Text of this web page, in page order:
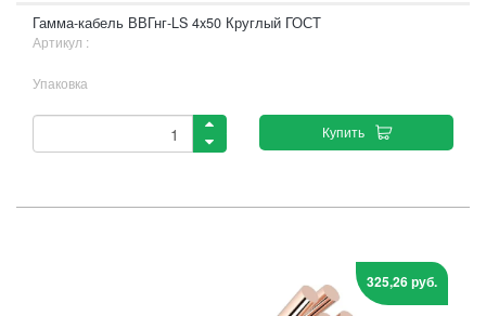
Гамма-кабель ВВГнг-LS 4x50 Круглый ГОСТ
Артикул :
Упаковка
Купить
325,26 руб.